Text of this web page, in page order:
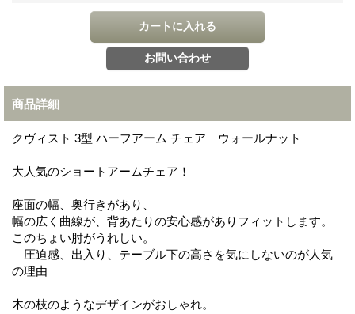
商品詳細
クヴィスト 3型 ハーフアーム チェア ウォールナット
大人気のショートアームチェア！
座面の幅、奥行きがあり、
幅の広く曲線が、背あたりの安心感がありフィットします。
このちょい肘がうれしい。
圧迫感、出入り、テーブル下の高さを気にしないのが人気
の理由
木の枝のようなデザインがおしゃれ。